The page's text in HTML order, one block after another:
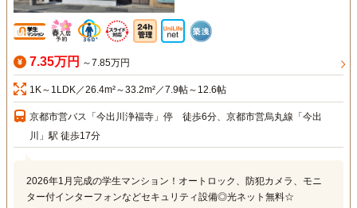
7.35万円 ～7.85万円
1K～1LDK／26.4m²～33.2m²／7.9帖～12.6帖
京都市営バス「今出川浄福寺」停 徒歩6分、京都市営烏丸線「今出
川」駅 徒歩17分
2026年1月完成の学生マンション！オートロック、防犯カメラ、モニ
ター付インターフォンなどセキュリティ設備◎光ネット無料☆